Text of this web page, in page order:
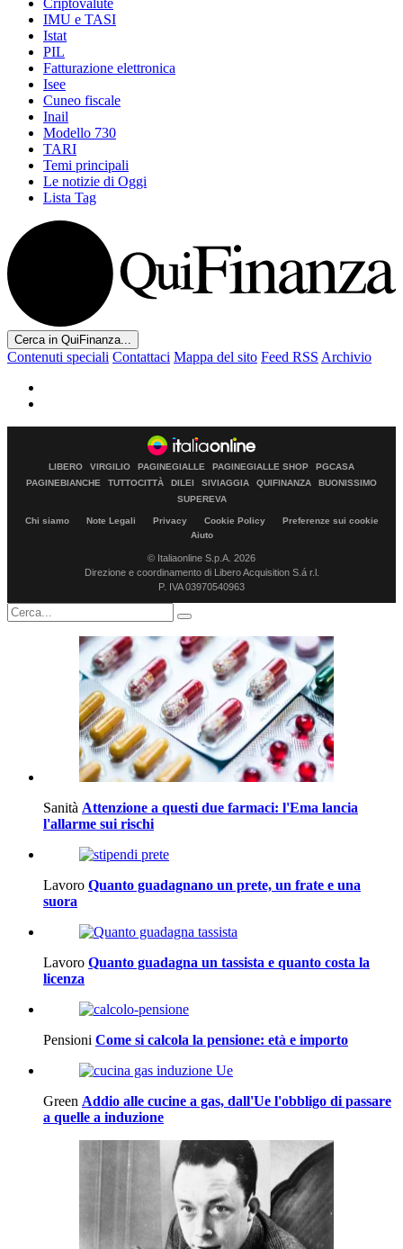
IMU e TASI
Istat
PIL
Fatturazione elettronica
Isee
Cuneo fiscale
Inail
Modello 730
TARI
Temi principali
Le notizie di Oggi
Lista Tag
Cerca in QuiFinanza...
Contenuti speciali Contattaci Mappa del sito Feed RSS Archivio
LIBERO VIRGILIO PAGINEGIALLE PAGINEGIALLE SHOP
PGCASA
PAGINEBIANCHE
TUTTOCITTÀ DILEI SIVIAGGIA QUIFINANZA
BUONISSIMO
SUPEREVA
Chi siamo Note Legali Privacy Cookie Policy
Preferenze sui cookie
Aiuto
© Italiaonline S.p.A. 2026
Direzione e coordinamento di Libero Acquisition S.á r.l.
P. IVA 03970540963
Sanità Attenzione a questi due farmaci: l'Ema lancia
l'allarme sui rischi
Lavoro Quanto guadagnano un prete, un frate e una
suora
Lavoro Quanto guadagna un tassista e quanto costa la
licenza
Pensioni Come si calcola la pensione: età e importo
Green Addio alle cucine a gas, dall'Ue l'obbligo di passare
a quelle a induzione